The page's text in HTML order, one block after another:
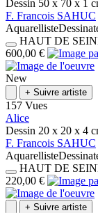
Dessin 50 x 70 x 1
F. Francois SAHUC
Aquarelliste
HAUT DE
600,00 €
New
+ Suivre artiste
157 Vues
Alice
Dessin 20 x 20 x 4
F. Francois SAHUC
Aquarelliste
HAUT DE
220,00 €
+ Suivre artiste